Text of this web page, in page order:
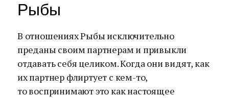
Рыбы
В отношениях Рыбы исключительно
преданы своим партнерам и привыкли
отдавать себя целиком. Когда они видят, как
их партнер флиртует с кем-то,
то воспринимают это как настоящее